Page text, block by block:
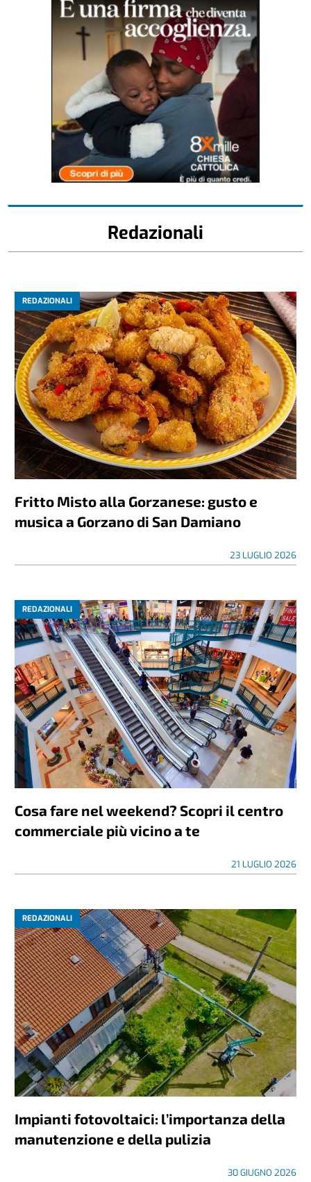
Redazionali
REDAZIONALI
Fritto Misto alla Gorzanese: gusto e
musica a Gorzano di San Damiano
23 LUGLIO 2026
REDAZIONALI
Cosa fare nel weekend? Scopri il centro
commerciale più vicino a te
21 LUGLIO 2026
REDAZIONALI
Impianti fotovoltaici: l’importanza della
manutenzione e della pulizia
30 GIUGNO 2026